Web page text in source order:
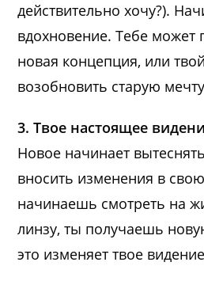
действительно хочу?).
вдохновение. Тебе может
новая концепция, или
возобновить старую
3. Твое настоящее
Новое начинает
вносить изменения в
начинаешь смотреть на
линзу, ты получаешь
это изменяет твое